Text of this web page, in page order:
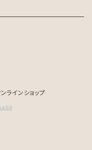
ラインショップ